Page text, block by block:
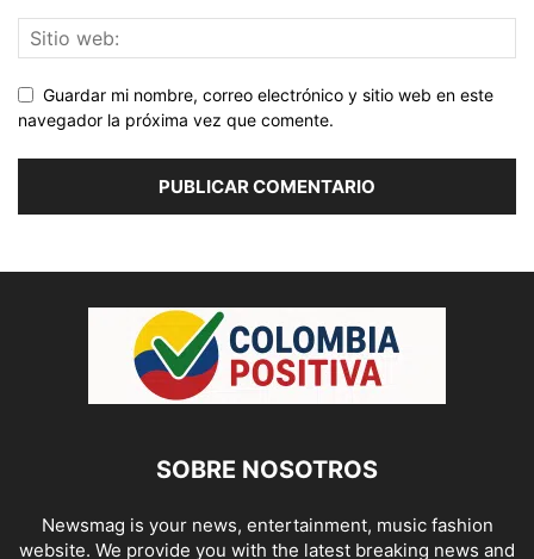
Guardar mi nombre, correo electrónico y sitio web en este
navegador la próxima vez que comente.
SOBRE NOSOTROS
Newsmag is your news, entertainment, music fashion
website. We provide you with the latest breaking news and